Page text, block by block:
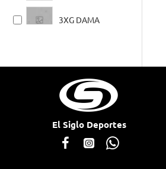
3XG DAMA
El Siglo Deportes